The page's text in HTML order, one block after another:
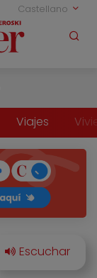
Castellano
Viajes